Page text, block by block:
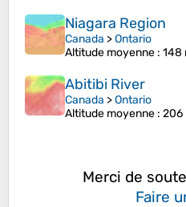
Niagara Region
Canada >Ontario
Altitude moyenne : 148
Abitibi River
Canada >Ontario
Altitude moyenne : 206
Merci de
Faire